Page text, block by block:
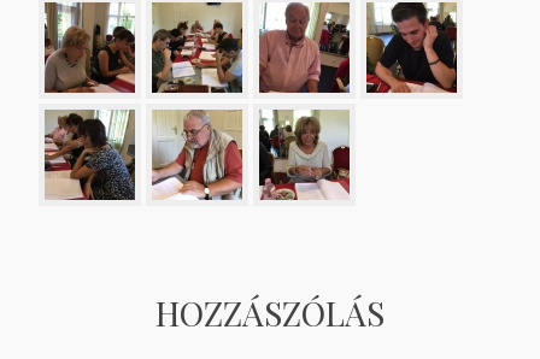
HOZZÁSZÓLÁS